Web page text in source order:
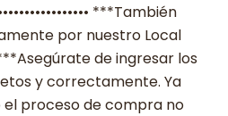
***También
por nuestro Local
de ingresar los
y correctamente. Ya
el proceso de compra no